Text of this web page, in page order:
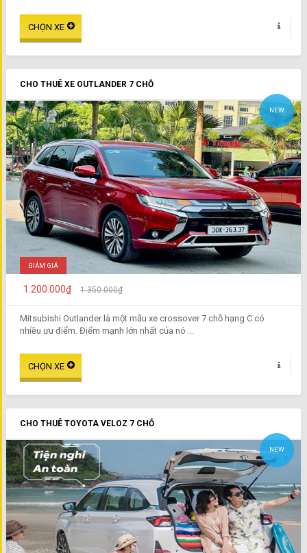
CHO THUÊ XE OUTLANDER 7 CHỖ
NEW
GIẢM GIÁ
1.200.000₫ 1.350.000₫
Mitsubishi Outlander là một mẫu xe crossover 7 chỗ hạng C có
nhiều ưu điểm. Điểm mạnh lớn nhất của nó ...
CHO THUÊ TOYOTA VELOZ 7 CHỖ
NEW